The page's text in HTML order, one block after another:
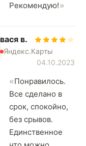
Рекомендую!
вася в.
Яндекс.Карты
04.10.2023
Понравилось.
Все сделано в
срок, спокойно,
без срывов.
Единственное